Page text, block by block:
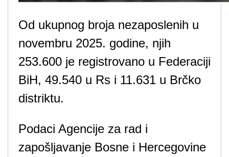
Od ukupnog broja nezaposlenih u
novembru 2025. godine, njih
253.600 je registrovano u Federaciji
BiH, 49.540 u Rs i 11.631 u Brčko
distriktu.
Podaci Agencije za rad i
zapošljavanje Bosne i Hercegovine